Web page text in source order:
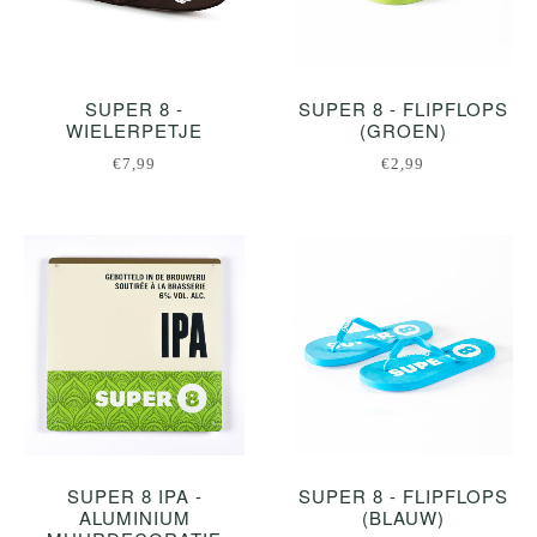
SUPER 8 -
WIELERPETJE
€7,99
SUPER 8 - FLIPFLOPS
(GROEN)
€2,99
SUPER 8 IPA -
ALUMINIUM
SUPER 8 - FLIPFLOPS
(BLAUW)